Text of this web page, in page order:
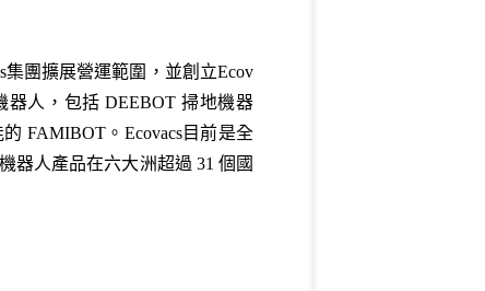
集團擴展營運範圍，並創立Ecov
器人，包括 DEEBOT 掃地機器
FAMIBOT。Ecovacs目前是全
器人產品在六大洲超過 31 個國